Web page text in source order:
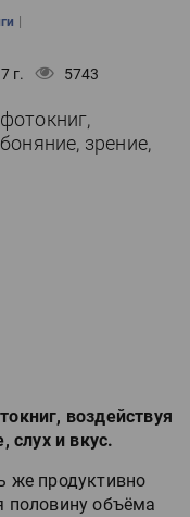
|
г. 5743
зрение,
воздействуя
слух и вкус.
же продуктивно
половину объёма